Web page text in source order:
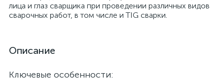
лица и глаз сварщика при проведении различных видов
сварочных работ, в том числе и TIG сварки.
Описание
Ключевые особенности: